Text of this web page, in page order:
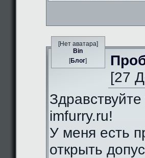
[Нет аватара]
Bin
[Блог]
[27
imfurry.ru!
У меня есть
открыть